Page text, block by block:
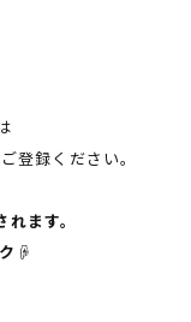
登録ください。
ます。
☟